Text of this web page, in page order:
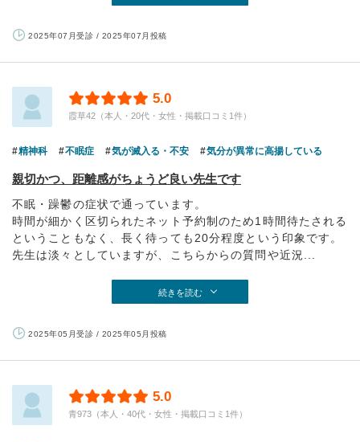
2025年07月受診 / 2025年07月投稿
5.0
霞草42（本人・20代・女性・掲載口コミ1件）
精神科 不眠症 気が滅入る・不安 気分が異常に高揚している
親切かつ、距離感がちょうど良い先生です
不眠・躁鬱の症状で通っています。
時間が細かく区切られたネット予約制のため1時間待たされる
ということもなく、長く待っても20分程度という印象です。
先生は淡々としていますが、こちらからの質問や近況...
続きを読む
2025年05月受診 / 2025年05月投稿
5.0
青973（本人・40代・女性・掲載口コミ1件）